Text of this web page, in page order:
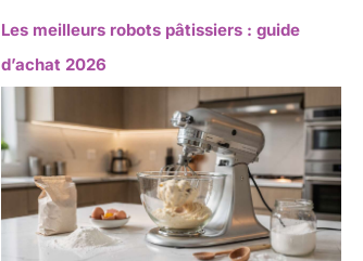
Les meilleurs robots pâtissiers : guide
d’achat 2026